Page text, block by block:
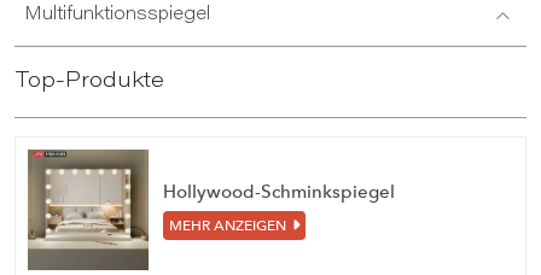
Multifunktionsspiegel
Top-Produkte
Hollywood-Schminkspiegel
MEHR ANZEIGEN